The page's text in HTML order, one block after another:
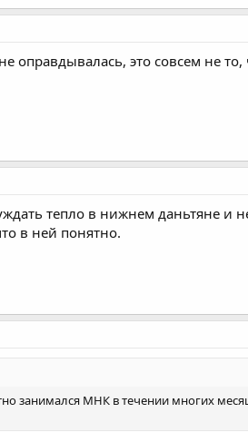
оправдывалась, это совсем не то,
тепло в нижнем даньтяне и
в ней понятно.
занимался МНК в течении многих